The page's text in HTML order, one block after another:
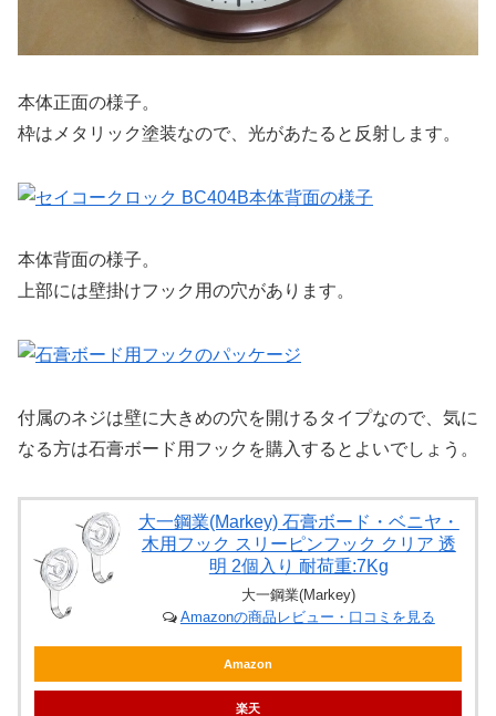
本体正面の様子。
枠はメタリック塗装なので、光があたると反射します。
本体背面の様子。
上部には壁掛けフック用の穴があります。
付属のネジは壁に大きめの穴を開けるタイプなので、気に
なる方は石膏ボード用フックを購入するとよいでしょう。
大一鋼業(Markey) 石膏ボード・ベニヤ・
木用フック スリーピンフック クリア 透
明 2個入り 耐荷重:7Kg
大一鋼業(Markey)
Amazonの商品レビュー・口コミを見る
Amazon
楽天